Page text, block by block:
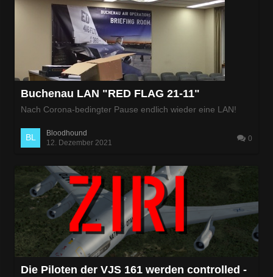
Buchenau LAN "RED FLAG 21-11"
Nach Corona-bedingter Pause endlich wieder eine LAN!
Bloodhound
12. Dezember 2021
0
Die Piloten der VJS 161 werden controlled -